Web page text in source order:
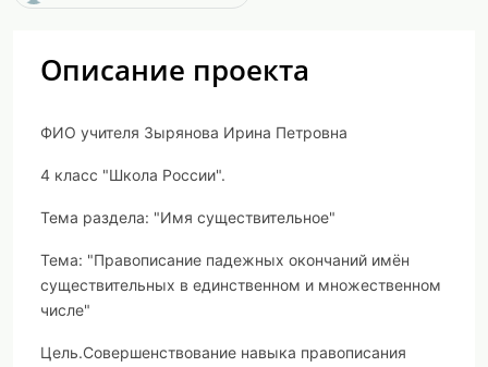
Описание проекта
ФИО учителя Зырянова Ирина Петровна
4 класс "Школа России".
Тема раздела: "Имя существительное"
Тема: "Правописание падежных окончаний имён
существительных в единственном и множественном
числе"
Цель.Совершенствование навыка правописания